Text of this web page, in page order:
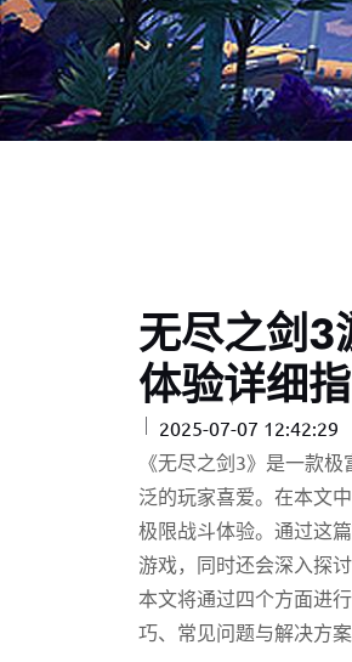
无尽之剑3
体验详细
2025-07-07 12:42:29
《无尽之剑3》是一款
泛的玩家喜爱。在本文
极限战斗体验。通过这
游戏，同时还会深入探
本文将通过四个方面进
巧、常见问题与解决方